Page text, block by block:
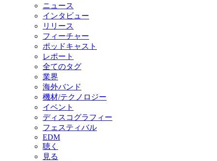
ニュース
インタビュー
リリース
フィーチャー
ポッドキャスト
レポート
全てのタグ
業界
海外バンド
機材/テクノロジー
イベント
ディスコグラフィー
フェスティバル
EDM
聴く
見る